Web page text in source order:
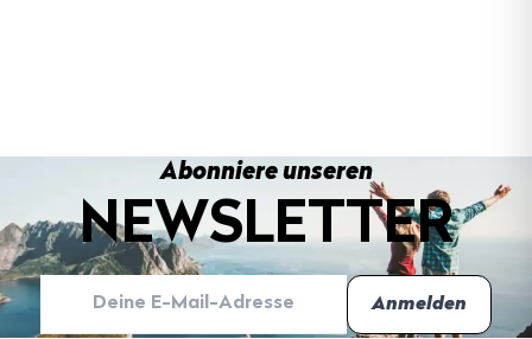
Abonniere unseren
NEWSLETTER